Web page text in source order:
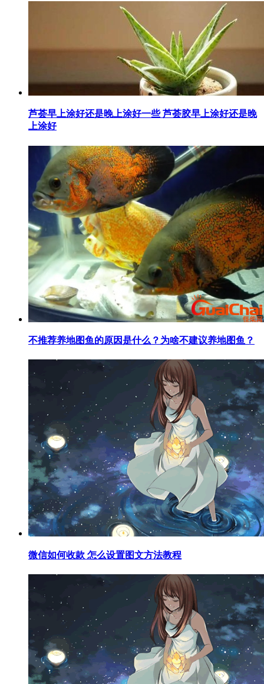
​芦荟早上涂好还是晚上涂好一些 芦荟胶早上涂好还是晚
上涂好
​不推荐养地图鱼的原因是什么？为啥不建议养地图鱼？
​微信如何收款 怎么设置图文方法教程